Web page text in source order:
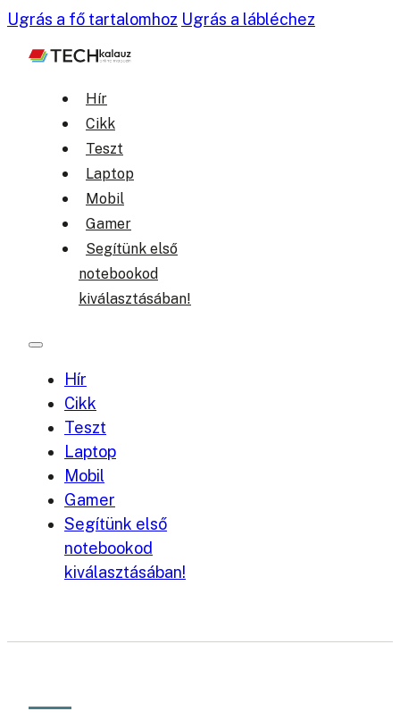
Ugrás a fő tartalomhoz Ugrás a lábléchez
Hír
Cikk
Teszt
Laptop
Mobil
Gamer
Segítünk első
notebookod
kiválasztásában!
Hír
Cikk
Teszt
Laptop
Mobil
Gamer
Segítünk első
notebookod
kiválasztásában!